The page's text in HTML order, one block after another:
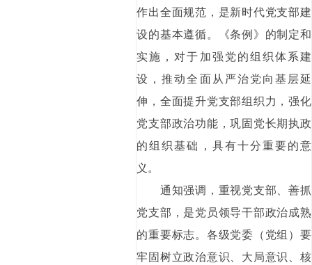
作出全面规范，是新时代党支部建
设的基本遵循。《条例》的制定和
实施，对于加强党的组织体系建
设，推动全面从严治党向基层延
伸，全面提升党支部组织力，强化
党支部政治功能，巩固党长期执政
的组织基础，具有十分重要的意
义。
通知强调，重视党支部、善抓
党支部，是党员领导干部政治成熟
的重要标志。各级党委（党组）要
牢固树立政治意识、大局意识、核